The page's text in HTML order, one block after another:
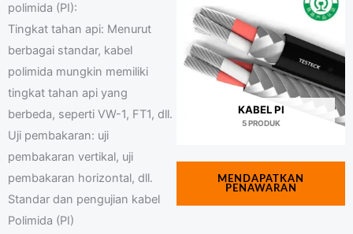
polimida (PI):
Tingkat tahan api: Menurut
berbagai standar, kabel
polimida mungkin memiliki
tingkat tahan api yang
berbeda, seperti VW-1, FT1, dll.
Uji pembakaran: uji
pembakaran vertikal, uji
pembakaran horizontal, dll.
Standar dan pengujian kabel
Polimida (PI)
KABEL PI
5 PRODUK
MENDAPATKAN
PENAWARAN